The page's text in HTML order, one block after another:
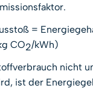
=
CO2/kWh)
nicht
ist der